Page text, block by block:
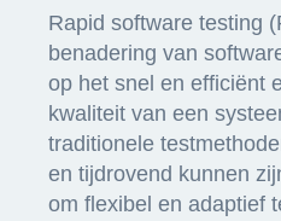
Rapid software testing
benadering van
op het snel en efficiënt
kwaliteit van een
traditionele
en tijdrovend kunnen
om flexibel en adaptief